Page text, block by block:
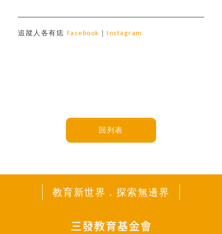
追蹤人各有痣 Facebook Instagram
回列表
教育新世界．探索無邊界